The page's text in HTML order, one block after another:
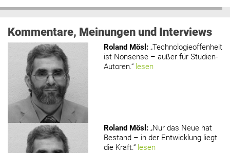
Kommentare, Meinungen und Interviews
Roland Mösl : „Technologieoffenheit
ist Nonsense – außer für Studien-
Autoren.“ lesen
Roland Mösl : „Nur das Neue hat
Bestand – in der Entwicklung liegt
die Kraft.“ lesen